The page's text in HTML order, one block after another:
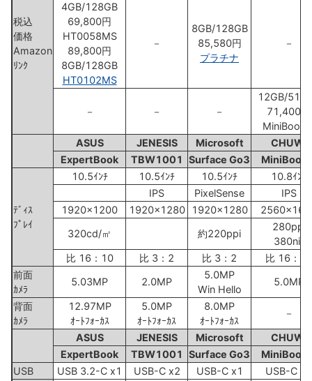
税込
価格
Amazon
ﾘﾝｸ
4GB/128GB
69,800円
HT0058MS
89,800円
8GB/128GB
HT0102MS
－
8GB/128GB
85,580円
プラチナ
－
－ － －
12GB/
71,400円
MiniBook
ASUS
JENESIS Microsoft
CHUWI
ExpertBook
TBW1001 Surface Go3 MiniBook
ﾃﾞｨｽ
ﾌﾟﾚｲ
10.5ｲﾝﾁ 10.5ｲﾝﾁ 10.5ｲﾝﾁ
10.8ｲﾝﾁ
IPS
PixelSense
IPS
1920x1200
1920x1280 1920x1280
320cd/㎡
約220ppi
280ppi
380nit
比 16：10
比 3：2 比 3：2
比 16：10
前面
ｶﾒﾗ
5.03MP 2.0MP
5.0MP
Win Hello
5.0MP
背面
ｶﾒﾗ
12.97MP
ｵｰﾄﾌｫｰｶｽ
5.0MP
ｵｰﾄﾌｫｰｶｽ
8.0MP
ｵｰﾄﾌｫｰｶｽ
－
ASUS JENESIS Microsoft
CHUWI
ExpertBook
TBW1001 Surface Go3
MiniBook
USB
USB 3.2-C x1 USB-C x2 USB-C x1
USB-C x2